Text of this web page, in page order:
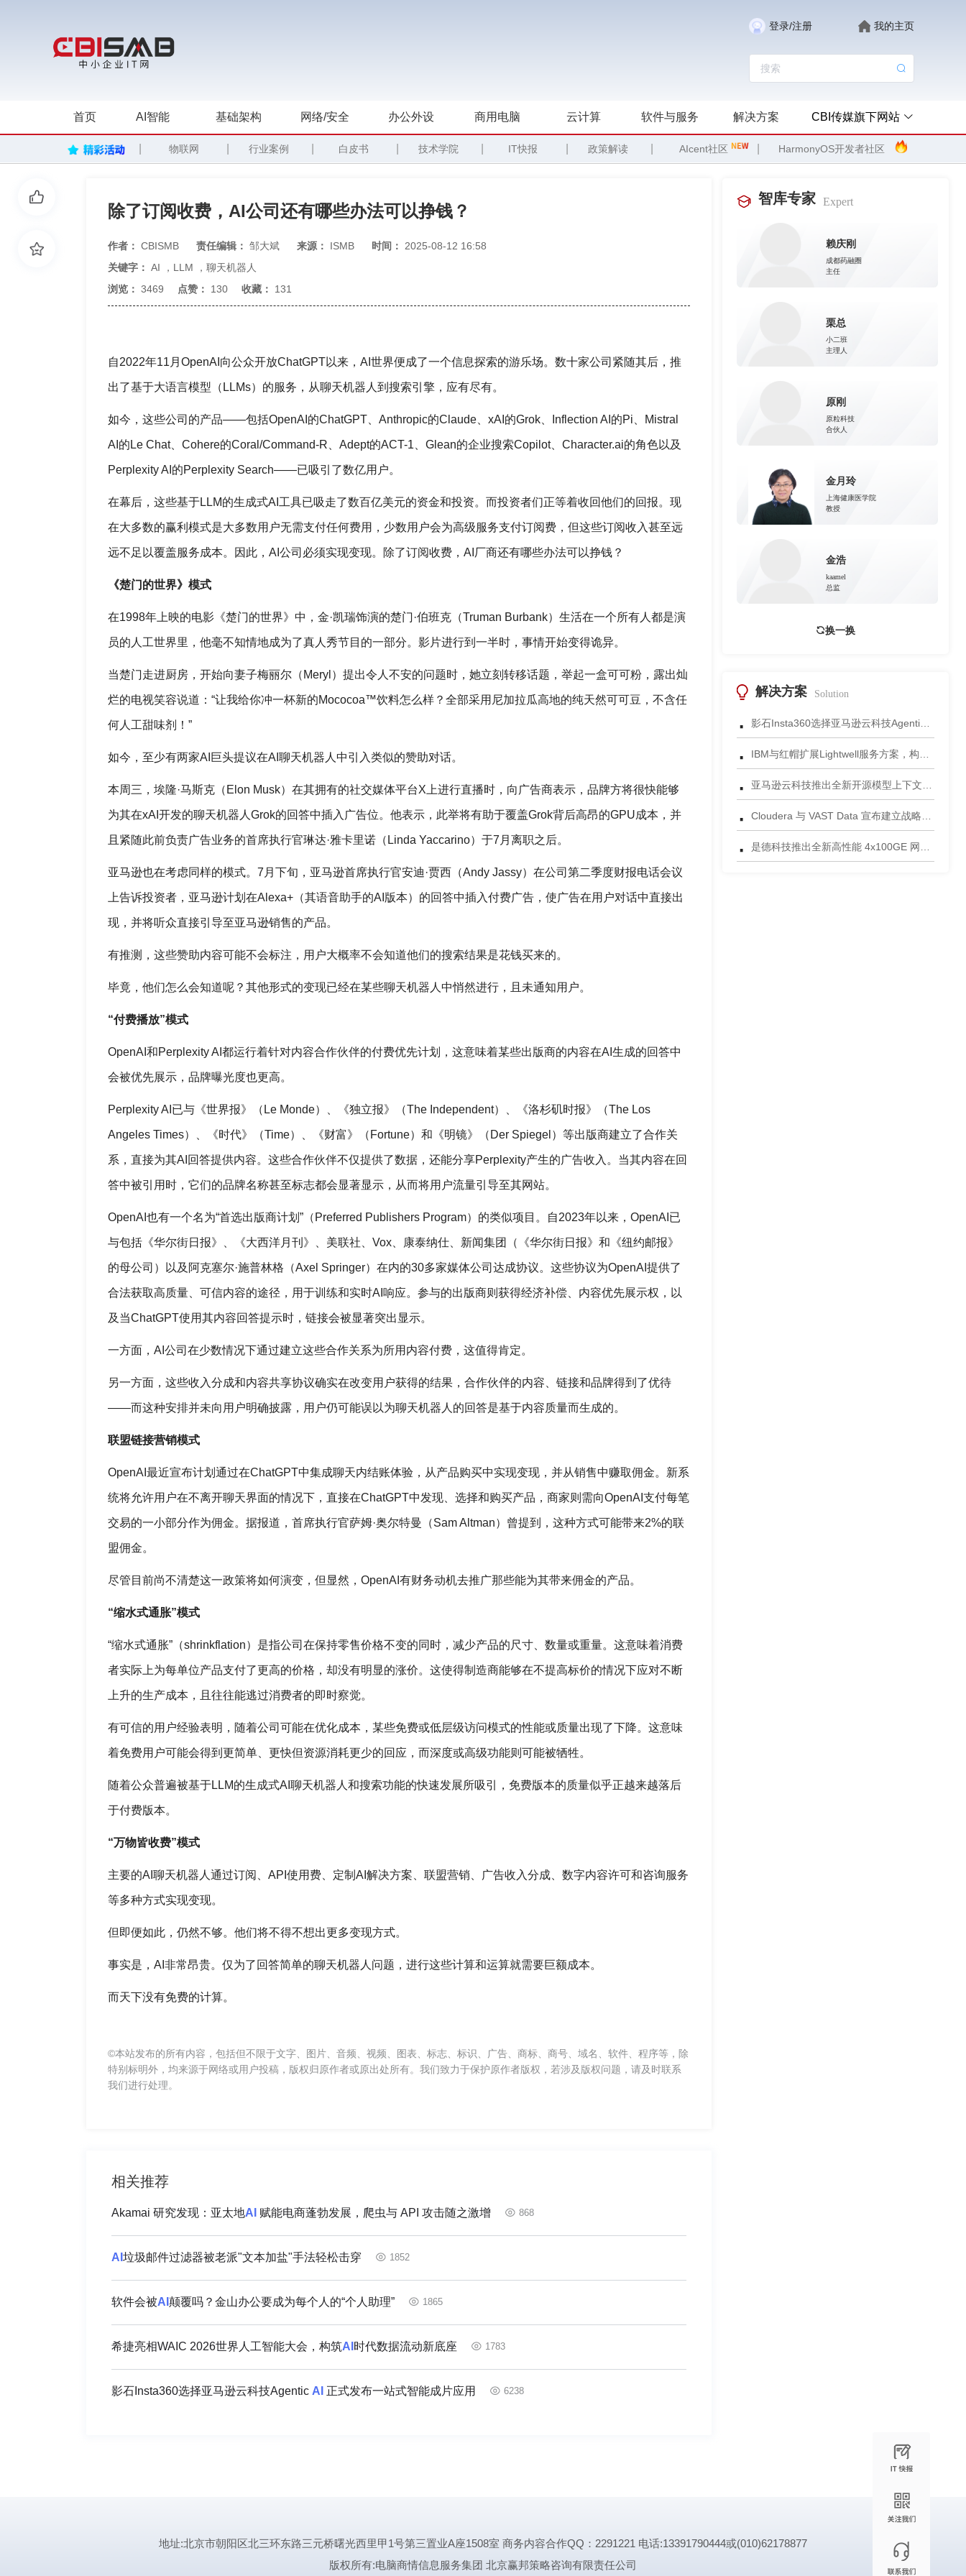
登录/注册 我的主页
首页 AI智能 基础架构 网络/安全 办公外设 商用电脑 云计算 软件与服务 解决方案 CBI传媒旗下网站
物联网 行业案例 白皮书 技术学院 IT快报 政策解读 AIcent社区 HarmonyOS开发者社区
除了订阅收费，AI公司还有哪些办法可以挣钱？
作者： CBISMB 责任编辑： 邹大斌 来源： ISMB 时间： 2025-08-12 16:58
关键字： AI ， LLM ， 聊天机器人
浏览： 3469 点赞： 130 收藏： 131
自2022年11月OpenAI向公众开放ChatGPT以来，AI世界便成了一个信息探索的游乐场。数十家公司紧随其后，推
出了基于大语言模型（LLMs）的服务，从聊天机器人到搜索引擎，应有尽有。
如今，这些公司的产品——包括OpenAI的ChatGPT、Anthropic的Claude、xAI的Grok、Inflection AI的Pi、Mistral
AI的Le Chat、Cohere的Coral/Command-R、Adept的ACT-1、Glean的企业搜索Copilot、Character.ai的角色以及
Perplexity AI的Perplexity Search——已吸引了数亿用户。
在幕后，这些基于LLM的生成式AI工具已吸走了数百亿美元的资金和投资。而投资者们正等着收回他们的回报。现
在大多数的赢利模式是大多数用户无需支付任何费用，少数用户会为高级服务支付订阅费，但这些订阅收入甚至远
远不足以覆盖服务成本。因此，AI公司必须实现变现。除了订阅收费，AI厂商还有哪些办法可以挣钱？
《楚门的世界》模式
在1998年上映的电影《楚门的世界》中，金·凯瑞饰演的楚门·伯班克（Truman Burbank）生活在一个所有人都是演
员的人工世界里，他毫不知情地成为了真人秀节目的一部分。影片进行到一半时，事情开始变得诡异。
当楚门走进厨房，开始向妻子梅丽尔（Meryl）提出令人不安的问题时，她立刻转移话题，举起一盒可可粉，露出灿
烂的电视笑容说道：“让我给你冲一杯新的Mococoa™饮料怎么样？全部采用尼加拉瓜高地的纯天然可可豆，不含任
何人工甜味剂！”
如今，至少有两家AI巨头提议在AI聊天机器人中引入类似的赞助对话。
本周三，埃隆·马斯克（Elon Musk）在其拥有的社交媒体平台X上进行直播时，向广告商表示，品牌方将很快能够
为其在xAI开发的聊天机器人Grok的回答中插入广告位。他表示，此举将有助于覆盖Grok背后高昂的GPU成本，并
且紧随此前负责广告业务的首席执行官琳达·雅卡里诺（Linda Yaccarino）于7月离职之后。
亚马逊也在考虑同样的模式。7月下旬，亚马逊首席执行官安迪·贾西（Andy Jassy）在公司第二季度财报电话会议
上告诉投资者，亚马逊计划在Alexa+（其语音助手的AI版本）的回答中插入付费广告，使广告在用户对话中直接出
现，并将听众直接引导至亚马逊销售的产品。
有推测，这些赞助内容可能不会标注，用户大概率不会知道他们的搜索结果是花钱买来的。
毕竟，他们怎么会知道呢？其他形式的变现已经在某些聊天机器人中悄然进行，且未通知用户。
“付费播放”模式
OpenAI和Perplexity AI都运行着针对内容合作伙伴的付费优先计划，这意味着某些出版商的内容在AI生成的回答中
会被优先展示，品牌曝光度也更高。
Perplexity AI已与《世界报》（Le Monde）、《独立报》（The Independent）、《洛杉矶时报》（The Los
Angeles Times）、《时代》（Time）、《财富》（Fortune）和《明镜》（Der Spiegel）等出版商建立了合作关
系，直接为其AI回答提供内容。这些合作伙伴不仅提供了数据，还能分享Perplexity产生的广告收入。当其内容在回
答中被引用时，它们的品牌名称甚至标志都会显著显示，从而将用户流量引导至其网站。
OpenAI也有一个名为“首选出版商计划”（Preferred Publishers Program）的类似项目。自2023年以来，OpenAI已
与包括《华尔街日报》、《大西洋月刊》、美联社、Vox、康泰纳仕、新闻集团（《华尔街日报》和《纽约邮报》
的母公司）以及阿克塞尔·施普林格（Axel Springer）在内的30多家媒体公司达成协议。这些协议为OpenAI提供了
合法获取高质量、可信内容的途径，用于训练和实时AI响应。参与的出版商则获得经济补偿、内容优先展示权，以
及当ChatGPT使用其内容回答提示时，链接会被显著突出显示。
一方面，AI公司在少数情况下通过建立这些合作关系为所用内容付费，这值得肯定。
另一方面，这些收入分成和内容共享协议确实在改变用户获得的结果，合作伙伴的内容、链接和品牌得到了优待
——而这种安排并未向用户明确披露，用户仍可能误以为聊天机器人的回答是基于内容质量而生成的。
联盟链接营销模式
OpenAI最近宣布计划通过在ChatGPT中集成聊天内结账体验，从产品购买中实现变现，并从销售中赚取佣金。新系
统将允许用户在不离开聊天界面的情况下，直接在ChatGPT中发现、选择和购买产品，商家则需向OpenAI支付每笔
交易的一小部分作为佣金。据报道，首席执行官萨姆·奥尔特曼（Sam Altman）曾提到，这种方式可能带来2%的联
盟佣金。
尽管目前尚不清楚这一政策将如何演变，但显然，OpenAI有财务动机去推广那些能为其带来佣金的产品。
“缩水式通胀”模式
“缩水式通胀”（shrinkflation）是指公司在保持零售价格不变的同时，减少产品的尺寸、数量或重量。这意味着消费
者实际上为每单位产品支付了更高的价格，却没有明显的涨价。这使得制造商能够在不提高标价的情况下应对不断
上升的生产成本，且往往能逃过消费者的即时察觉。
有可信的用户经验表明，随着公司可能在优化成本，某些免费或低层级访问模式的性能或质量出现了下降。这意味
着免费用户可能会得到更简单、更快但资源消耗更少的回应，而深度或高级功能则可能被牺牲。
随着公众普遍被基于LLM的生成式AI聊天机器人和搜索功能的快速发展所吸引，免费版本的质量似乎正越来越落后
于付费版本。
“万物皆收费”模式
主要的AI聊天机器人通过订阅、API使用费、定制AI解决方案、联盟营销、广告收入分成、数字内容许可和咨询服务
等多种方式实现变现。
但即便如此，仍然不够。他们将不得不想出更多变现方式。
事实是，AI非常昂贵。仅为了回答简单的聊天机器人问题，进行这些计算和运算就需要巨额成本。
而天下没有免费的计算。
©本站发布的所有内容，包括但不限于文字、图片、音频、视频、图表、标志、标识、广告、商标、商号、域名、软件、程序等，除
特别标明外，均来源于网络或用户投稿，版权归原作者或原出处所有。我们致力于保护原作者版权，若涉及版权问题，请及时联系
我们进行处理。
相关推荐
Akamai 研究发现：亚太地AI 赋能电商蓬勃发展，爬虫与 API 攻击随之激增 868
AI 垃圾邮件过滤器被老派"文本加盐"手法轻松击穿 1852
软件会被AI 颠覆吗？金山办公要成为每个人的“个人助理” 1865
希捷亮相WAIC 2026世界人工智能大会，构筑AI 时代数据流动新底座 1783
影石Insta360选择亚马逊云科技Agentic AI 正式发布一站式智能成片应用 6238
智库专家 Expert
赖庆刚
成都药融圈
主任
栗总
小二班
主理人
原刚
原粒科技
合伙人
金月玲
上海健康医学院
教授
金浩
kaamel
总监
换一换
解决方案 Solution
· 影石Insta360选择亚马逊云科技Agentic AI 正式发布一站式智能成片应用
·
·
·
·
地址:北京市朝阳区北三环东路三元桥曙光西里甲1号第三置业A座1508室 商务内容合作QQ：2291221 电话:13391790444或(010)62178877
版权所有:电脑商情信息服务集团 北京赢邦策略咨询有限责任公司